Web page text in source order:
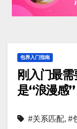
包养入门指南
刚入门最
是“浪漫感”
#关系匹配, #